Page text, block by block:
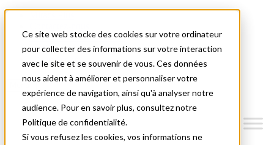
Ce site web stocke des cookies sur votre ordinateur
pour collecter des informations sur votre interaction
avec le site et se souvenir de vous. Ces données
nous aident à améliorer et personnaliser votre
expérience de navigation, ainsi qu'à analyser notre
audience. Pour en savoir plus, consultez notre
Politique de confidentialité.
Si vous refusez les cookies, vos informations ne
Nouvelles et événements
English
Commençons!